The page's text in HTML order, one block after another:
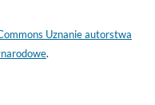
Uznanie autorstwa
.